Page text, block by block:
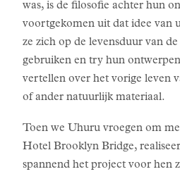
was, is de filosofie achter hun
voortgekomen uit dat idee van
ze zich op de levensduur van
gebruiken en try hun
vertellen over het vorige leven
of ander natuurlijk materiaal.
Toen we Uhuru vroegen om
Hotel Brooklyn Bridge,
spannend het project voor hen